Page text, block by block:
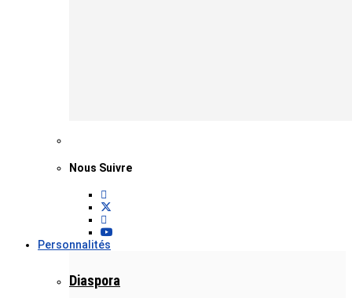
Nous Suivre
Personnalités
Diaspora